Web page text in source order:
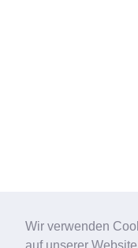
Wir verwenden